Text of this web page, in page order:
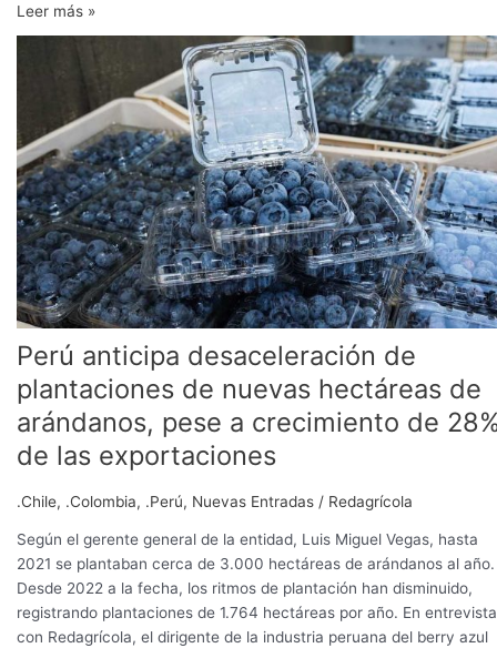
Leer más »
Perú anticipa desaceleración de
plantaciones de nuevas hectáreas de
arándanos, pese a crecimiento de
de las exportaciones
.Chile, .Colombia, .Perú, Nuevas Entradas / Redagrícola
Según el gerente general de la entidad, Luis Miguel Vegas, hasta
2021 se plantaban cerca de 3.000 hectáreas de arándanos al año.
Desde 2022 a la fecha, los ritmos de plantación han disminuido,
registrando plantaciones de 1.764 hectáreas por año. En entrevista
con Redagrícola, el dirigente de la industria peruana del berry azul
desaceleración
plantaciones
de
nuevas
hectáreas
de
arándanos,
pese
a
de
28%
las
exportaciones